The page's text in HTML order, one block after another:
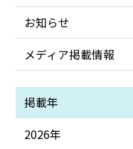
お知らせ
メディア掲載情報
掲載年
2026年